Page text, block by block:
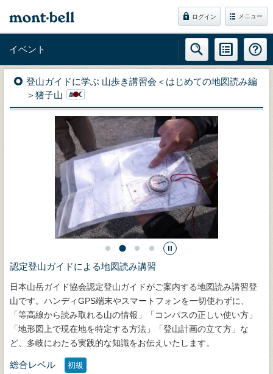
ログイン メニュー
イベント
登山ガイドに学ぶ 山歩き講習会＜はじめての地図読み編
＞猪子山
認定登山ガイドによる地図読み講習
日本山岳ガイド協会認定登山ガイドがご案内する地図読み講習登
山です。ハンディGPS端末やスマートフォンを一切使わずに、
「等高線から読み取れる山の情報」「コンパスの正しい使い方」
「地形図上で現在地を特定する方法」「登山計画の立て方」な
ど、多岐にわたる実践的な知識をお伝えいたします。
総合レベル 初級